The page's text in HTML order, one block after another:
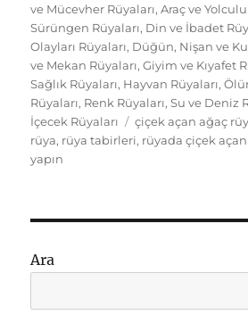
tarihi
ve Mücevher Rüyaları,Araç ve
Sürüngen Rüyaları, Din ve İbadet
Olayları Rüyaları, Düğün, Nişan ve
ve Mekan Rüyaları,Giyim ve Kıyafet
Sağlık Rüyaları, Hayvan Rüyaları,
Rüyaları, Renk Rüyaları,Su ve Deniz
İçecek Rüyaları
Etiketler
çiçek açan ağaç
rüya, rüya tabirleri, rüyada çiçek
yapın
Ara